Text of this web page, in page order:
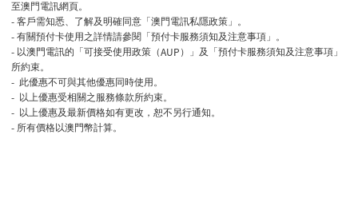
至澳門電訊網頁。
- 客戶需知悉、了解及明確同意「澳門電訊私隱政策」。
- 有關預付卡使用之詳情請參閱「預付卡服務須知及注意事項」。
- 以澳門電訊的「可接受使用政策（AUP ）」及「預付卡服務須知及注意事項」
所約束。
- 此優惠不可與其他優惠同時使用。
- 以上優惠受相關之服務條款所約束。
- 以上優惠及最新價格如有更改，恕不另行通知。
- 所有價格以澳門幣計算。